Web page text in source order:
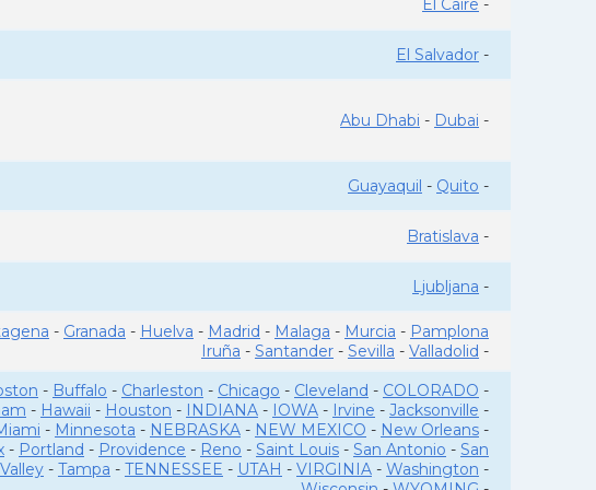
El Caire -
El Salvador -
Abu Dhabi - Dubai -
Guayaquil - Quito -
Bratislava -
Ljubljana -
- Granada - Huelva - Madrid - Malaga - Murcia - Pamplona
Iruña - Santander - Sevilla - Valladolid -
- Buffalo - Charleston - Chicago - Cleveland - COLORADO -
- Hawaii - Houston - INDIANA - IOWA - Irvine - Jacksonville -
- Minnesota - NEBRASKA - NEW MEXICO - New Orleans -
- Portland - Providence - Reno - Saint Louis - San Antonio - San
- Tampa - TENNESSEE - UTAH - VIRGINIA - Washington -